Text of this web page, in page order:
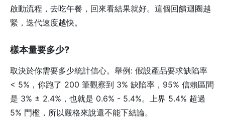
啟動流程，去吃午餐，回來看結果就好。這個回饋迴圈越
緊，迭代速度越快。
樣本量要多少?
取決於你需要多少統計信心。舉例: 假設產品要求缺陷率
< 5%，你跑了 200 筆觀察到 3% 缺陷率，95% 信賴區間
是 3% ± 2.4%，也就是 0.6% - 5.4%。上界 5.4% 超過
5% 門檻，所以嚴格來說還不能下結論。